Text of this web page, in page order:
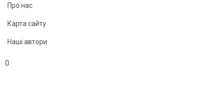
0
Про нас
Карта сайту
Наші автори
Редакційна політика онлайн-медіа «Кут огляду»